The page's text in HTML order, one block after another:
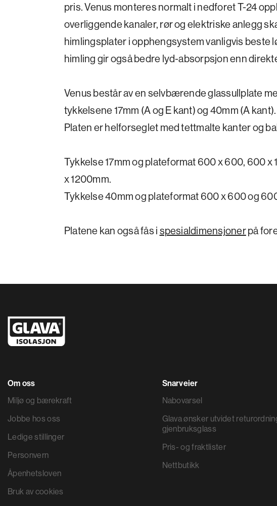
pris. Venus monteres normalt i nedforet T-24
overliggende kanaler, rør og elektriske anlegg
himlingsplater i opphengsystem vanligvis beste
himling gir også bedre lyd-absorpsjon enn
Venus består av en selvbærende glassullplate
tykkelsene 17mm (A og E kant) og 40mm (A kant).
Platen er helforseglet med tettmalte kanter og
Tykkelse 17mm og plateformat 600 x 600, 600 x
x 1200mm.
Tykkelse 40mm og plateformat 600 x 600 og
Platene kan også fås i spesialdimensjonerpå
Om oss
Miljø og bærekraft
Jobbe hos oss
Ledige stillinger
Personvern
Åpenhetsloven
Bruk av cookies
Snarveier
Nabovarsel
Glava ønsker utvidet
gjenbruksglass
Pris- og fraktlister
Nettbutikk